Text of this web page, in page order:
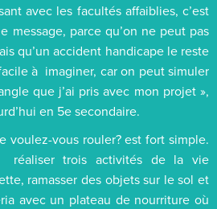
avec les facultés affaiblies, c’est
message, parce qu’on ne peut pas
qu’un accident handicape le reste
à imaginer, car on peut simuler
que j’ai pris avec mon projet »,
en 5e secondaire.
voulez-vous rouler? est fort simple.
trois activités de la vie
ramasser des objets sur le sol et
avec un plateau de nourriture où